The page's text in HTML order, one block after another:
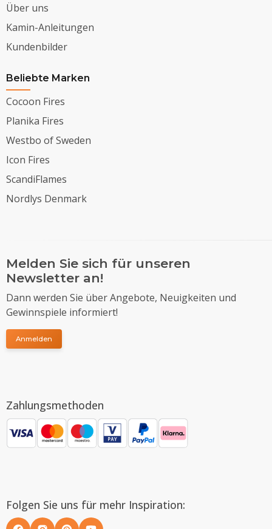
Über uns
Kamin-Anleitungen
Kundenbilder
Beliebte Marken
Cocoon Fires
Planika Fires
Westbo of Sweden
Icon Fires
ScandiFlames
Nordlys Denmark
Melden Sie sich für unseren
Newsletter an!
Dann werden Sie über Angebote, Neuigkeiten und
Gewinnspiele informiert!
Anmelden
Zahlungsmethoden
Folgen Sie uns für mehr Inspiration: